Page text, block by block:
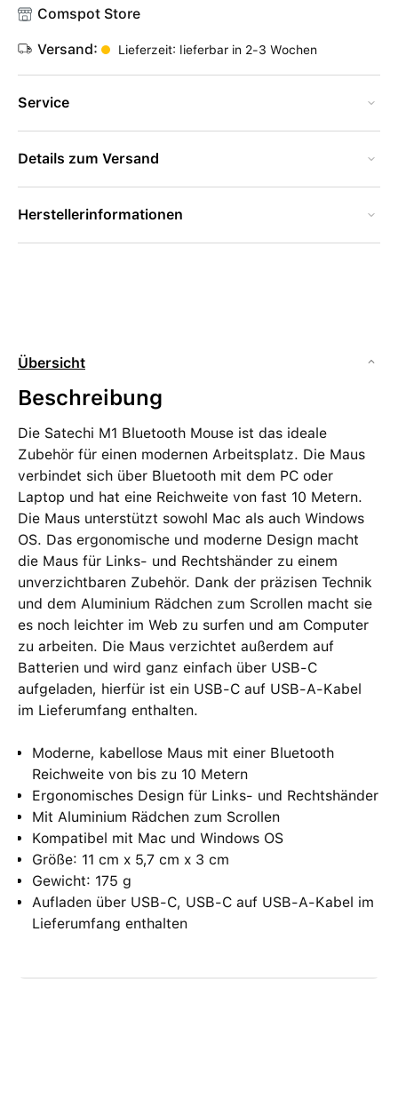
Comspot Store
Versand: Lieferzeit: lieferbar in 2-3 Wochen
Service
Details zum Versand
Herstellerinformationen
Übersicht
Beschreibung
Die Satechi M1 Bluetooth Mouse ist das ideale
Zubehör für einen modernen Arbeitsplatz. Die Maus
verbindet sich über Bluetooth mit dem PC oder
Laptop und hat eine Reichweite von fast 10 Metern.
Die Maus unterstützt sowohl Mac als auch Windows
OS. Das ergonomische und moderne Design macht
die Maus für Links- und Rechtshänder zu einem
unverzichtbaren Zubehör. Dank der präzisen Technik
und dem Aluminium Rädchen zum Scrollen macht sie
es noch leichter im Web zu surfen und am Computer
zu arbeiten. Die Maus verzichtet außerdem auf
Batterien und wird ganz einfach über USB-C
aufgeladen, hierfür ist ein USB-C auf USB-A-Kabel
im Lieferumfang enthalten.
Moderne, kabellose Maus mit einer Bluetooth
Reichweite von bis zu 10 Metern
Ergonomisches Design für Links- und Rechtshänder
Mit Aluminium Rädchen zum Scrollen
Kompatibel mit Mac und Windows OS
Größe: 11 cm x 5,7 cm x 3 cm
Gewicht: 175 g
Aufladen über USB-C, USB-C auf USB-A-Kabel im
Lieferumfang enthalten